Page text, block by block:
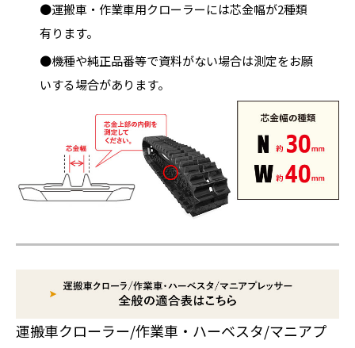
●運搬車・作業車用クローラーには芯金幅が2種類
有ります。
●機種や純正品番等で資料がない場合は測定をお願
いする場合があります。
運搬車クローラー/作業車・ハーベスタ/マニアプ